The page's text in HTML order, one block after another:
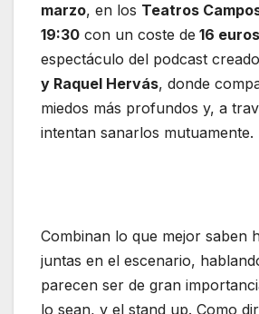
marzo, en los Teatros
19:30 con un coste de 16
espectáculo del podcast
y Raquel Hervás, donde
miedos más profundos y, a
intentan sanarlos mutuamente.
Combinan lo que mejor saben
juntas en el escenario,
parecen ser de gran
lo sean, y el stand up. Como